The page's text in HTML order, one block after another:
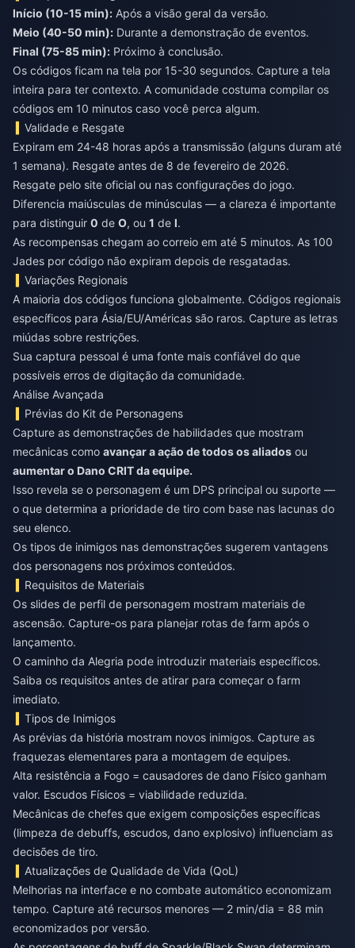
Início (10-15 min): Após a visão geral da versão.
Meio (40-50 min): Durante a demonstração de eventos.
Final (75-85 min): Próximo à conclusão.
Os códigos ficam na tela por 15-30 segundos. Capture a tela
inteira para ter contexto. A comunidade costuma compilar os
códigos em 10 minutos caso você perca algum.
Validade e Resgate
Expiram em 24-48 horas após a transmissão (alguns duram até
1 semana). Resgate antes de 8 de fevereiro de 2026.
Resgate pelo site oficial ou nas configurações do jogo.
Diferencia maiúsculas de minúsculas — a clareza é importante
para distinguir 0 de O, ou 1 de l.
As recompensas chegam ao correio em até 5 minutos. As 100
Jades por código não expiram depois de resgatadas.
Variações Regionais
A maioria dos códigos funciona globalmente. Códigos regionais
específicos para Ásia/EU/Américas são raros. Capture as letras
miúdas sobre restrições.
Sua captura pessoal é uma fonte mais confiável do que
possíveis erros de digitação da comunidade.
Análise Avançada
Prévias do Kit de Personagens
Capture as demonstrações de habilidades que mostram
mecânicas como avançar a ação de todos os aliados ou
aumentar o Dano CRIT da equipe.
Isso revela se o personagem é um DPS principal ou suporte —
o que determina a prioridade de tiro com base nas lacunas do
seu elenco.
Os tipos de inimigos nas demonstrações sugerem vantagens
dos personagens nos próximos conteúdos.
Requisitos de Materiais
Os slides de perfil de personagem mostram materiais de
ascensão. Capture-os para planejar rotas de farm após o
lançamento.
O caminho da Alegria pode introduzir materiais específicos.
Saiba os requisitos antes de atirar para começar o farm
imediato.
Tipos de Inimigos
As prévias da história mostram novos inimigos. Capture as
fraquezas elementares para a montagem de equipes.
Alta resistência a Fogo = causadores de dano Físico ganham
valor. Escudos Físicos = viabilidade reduzida.
Mecânicas de chefes que exigem composições específicas
(limpeza de debuffs, escudos, dano explosivo) influenciam as
decisões de tiro.
Atualizações de Qualidade de Vida (QoL)
Melhorias na interface e no combate automático economizam
tempo. Capture até recursos menores — 2 min/dia = 88 min
economizados por versão.